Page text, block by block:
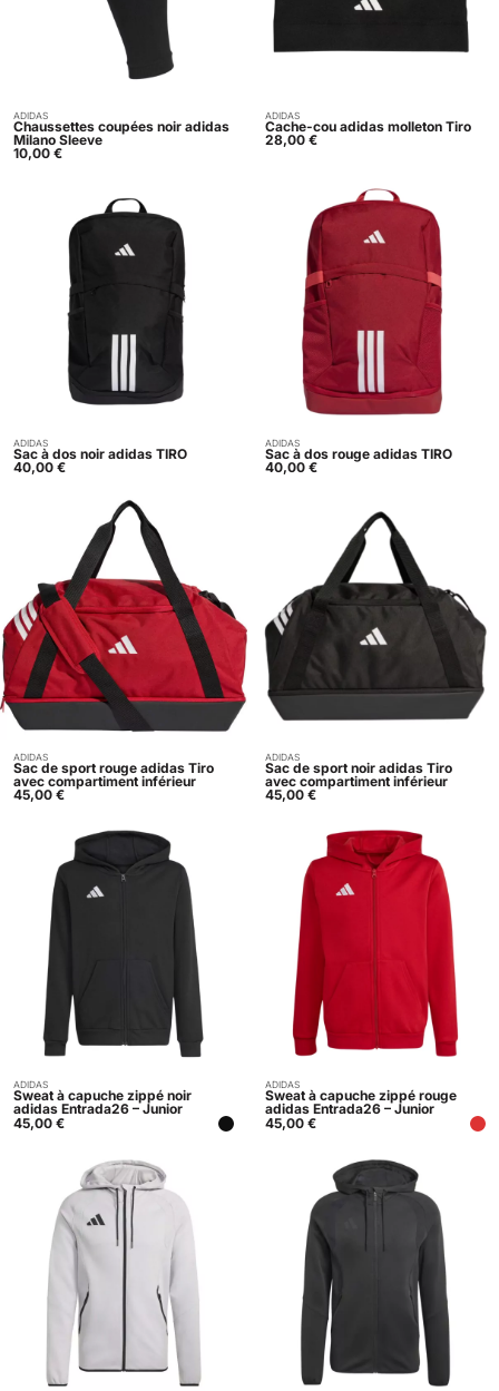
Acheter
ADIDAS
Chaussettes coupées noir adidas
Milano Sleeve
10,00 €
Acheter
ADIDAS
Cache-cou adidas molleton Tiro
28,00 €
Acheter
ADIDAS
Sac à dos noir adidas TIRO
40,00 €
Acheter
ADIDAS
Sac à dos rouge adidas TIRO
40,00 €
Acheter
ADIDAS
Sac de sport rouge adidas Tiro
avec compartiment inférieur
45,00 €
Acheter
ADIDAS
Sac de sport noir adidas Tiro
avec compartiment inférieur
45,00 €
Acheter
ADIDAS
Sweat à capuche zippé noir
adidas Entrada26 – Junior
45,00 €
Acheter
ADIDAS
Sweat à capuche zippé rouge
adidas Entrada26 – Junior
45,00 €